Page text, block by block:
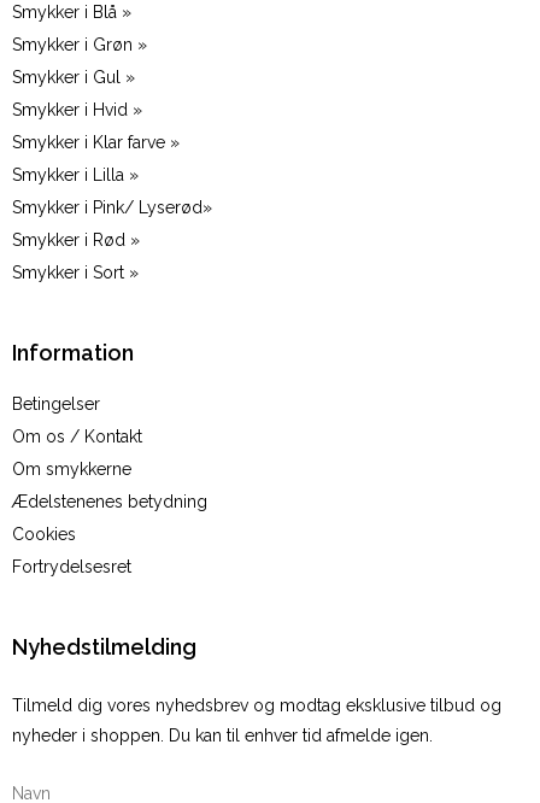
Smykker i Blå »
Smykker i Grøn »
Smykker i Gul »
Smykker i Hvid »
Smykker i Klar farve »
Smykker i Lilla »
Smykker i Pink/ Lyserød»
Smykker i Rød »
Smykker i Sort »
Information
Betingelser
Om os / Kontakt
Om smykkerne
Ædelstenenes betydning
Cookies
Fortrydelsesret
Nyhedstilmelding
Tilmeld dig vores nyhedsbrev og modtag eksklusive tilbud og
nyheder i shoppen. Du kan til enhver tid afmelde igen.